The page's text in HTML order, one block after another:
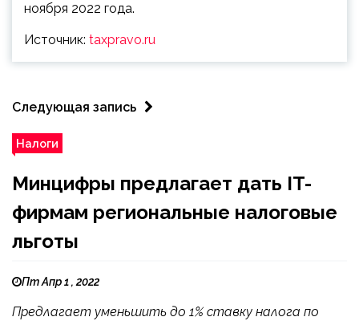
ноября 2022 года.
Источник: taxpravo.ru
Следующая запись
Налоги
Минцифры предлагает дать IT-
фирмам региональные налоговые
льготы
Пт Апр 1 , 2022
Предлагает уменьшить до 1% ставку налога по